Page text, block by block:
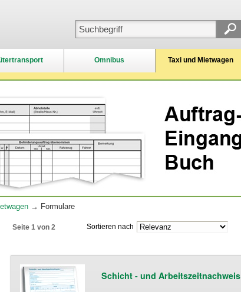
Omnibus Taxi und Mietwagen
→ Formulare
Seite 1 von 2 Sortieren nach
Schicht - und Arbeitszeitnachweis